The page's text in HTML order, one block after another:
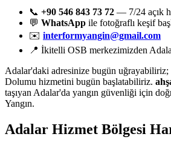
📞 +90 546 843 73 72 — 7/24 açık
💬 WhatsApp ile fotoğraflı keşif
✉️ interformyangin@gmail.com
📍 İkitelli OSB merkezimizden
Adalar'daki adresinize bugün uğrayabiliriz;
Dolumu hizmetini bugün başlatabiliriz.
taşıyan Adalar'da yangın güvenliği için
Yangın.
Adalar Hizmet Bölgesi